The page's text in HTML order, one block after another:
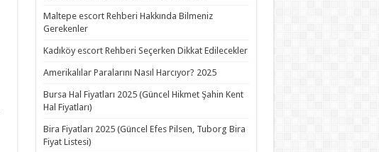
Maltepe escort Rehberi Hakkında Bilmeniz
Gerekenler
Kadıköy escort Rehberi Seçerken Dikkat Edilecekler
Amerikalılar Paralarını Nasıl Harcıyor? 2025
Bursa Hal Fiyatları 2025 (Güncel Hikmet Şahin Kent
Hal Fiyatları)
Bira Fiyatları 2025 (Güncel Efes Pilsen, Tuborg Bira
Fiyat Listesi)